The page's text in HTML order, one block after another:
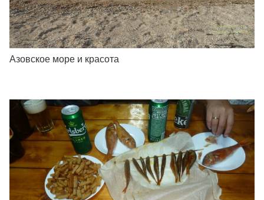
Азовское море и красота